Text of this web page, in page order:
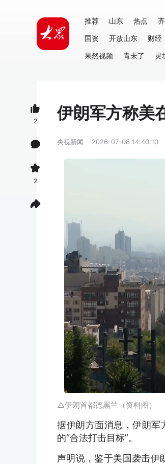
推荐 山东 热点
国资
开放山东 财经
果然视频
青未了 灵
伊朗军方称美
央视新闻 2026-07-08 14:40:10
△伊朗首都德黑兰（资料图）
据伊朗方面消息，伊朗
的“合法打击目标”。
声明说，鉴于美国袭击伊
2
2